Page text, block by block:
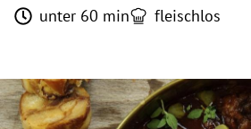
unter 60 min fleischlos